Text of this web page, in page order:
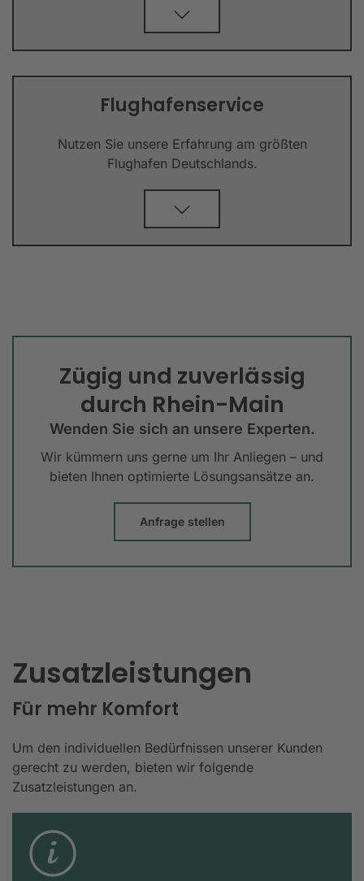
Flughafenservice
Nutzen Sie unsere Erfahrung am größten
Flughafen Deutschlands.
Zügig und zuverlässig
durch Rhein-Main
Wenden Sie sich an unsere Experten.
Wir kümmern uns gerne um Ihr Anliegen – und
bieten Ihnen optimierte Lösungsansätze an.
Anfrage stellen
Zusatzleistungen
Für mehr Komfort
Um den individuellen Bedürfnissen unserer Kunden
gerecht zu werden, bieten wir folgende
Zusatzleistungen an.